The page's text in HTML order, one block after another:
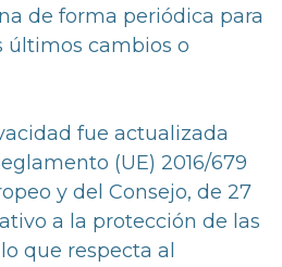
de forma periódica para
últimos cambios o
fue actualizada
(UE) 2016/679
y del Consejo, de 27
a la protección de las
que respecta al